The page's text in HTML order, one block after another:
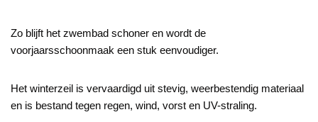
Zo blijft het zwembad schoner en wordt de
voorjaarsschoonmaak een stuk eenvoudiger.
Het winterzeil is vervaardigd uit stevig, weerbestendig materiaal
en is bestand tegen regen, wind, vorst en UV-straling.